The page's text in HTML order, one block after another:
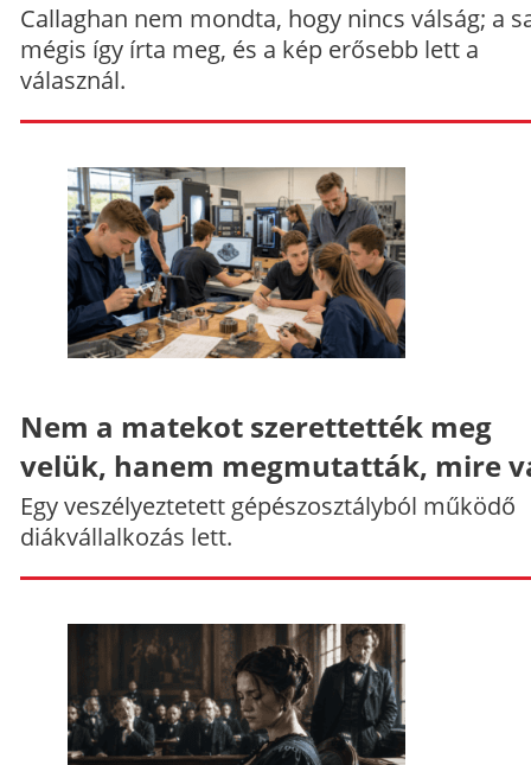
Callaghan nem mondta, hogy nincs válság; a
mégis így írta meg, és a kép erősebb lett a
válasznál.
Nem a matekot szerettették meg
velük, hanem megmutatták, mire
Egy veszélyeztetett gépészosztályból működő
diákvállalkozás lett.